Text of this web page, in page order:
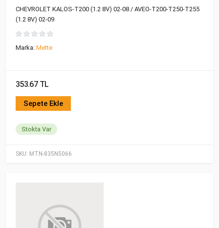
SKU: MTN-835N5066
CHEVROLET KALOS-T200 (1.2 8V) 02-08 / AVEO-T200-T250-T255
(1.2 8V) 02-09
Marka: Mette
353.67 TL
Sepete Ekle
Stokta Var